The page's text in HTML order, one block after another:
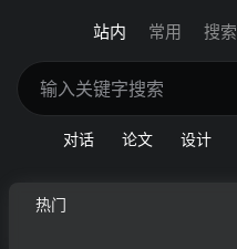
站内 常用 搜索
对话 论文 设计
热门